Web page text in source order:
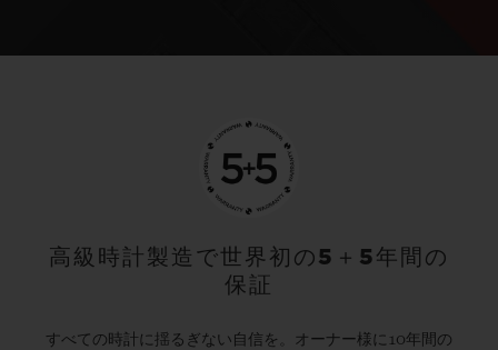
高級時計製造で世界初の5＋5年間の
保証
すべての時計に揺るぎない自信を。オーナー様に10年間の